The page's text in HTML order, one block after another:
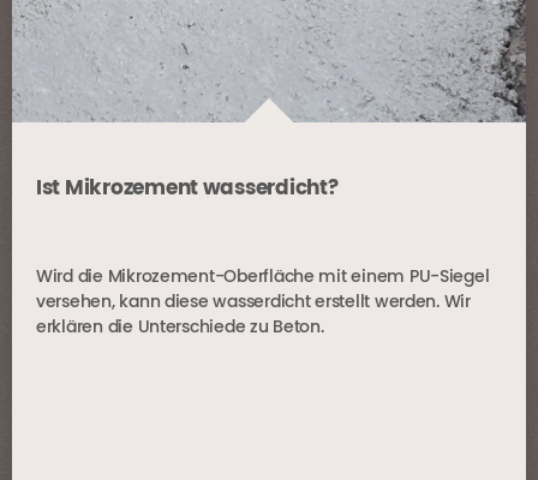
Ist Mikrozement wasserdicht?
Wird die Mikrozement-Oberfläche mit einem PU-Siegel
versehen, kann diese wasserdicht erstellt werden. Wir
erklären die Unterschiede zu Beton.